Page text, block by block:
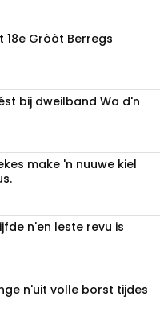
18e Gròòt Berregs
bij dweilband Wa d'n
make 'n nuuwe kiel
n'en leste revu is
n'uit volle borst tijdes